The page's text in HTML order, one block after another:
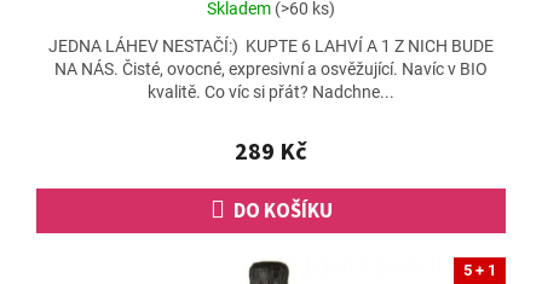
produktu
je
4,8
5
hvězdiček.
Skladem (>60 ks)
289 Kč
DO KOŠÍKU
JEDNA LÁHEV NESTAČÍ:) KUPTE 6 LAHVÍ A 1 Z NICH BUDE
NA NÁS. Čisté, ovocné, expresivní a osvěžující. Navíc v BIO
kvalitě. Co víc si přát? Nadchne...
5 + 1